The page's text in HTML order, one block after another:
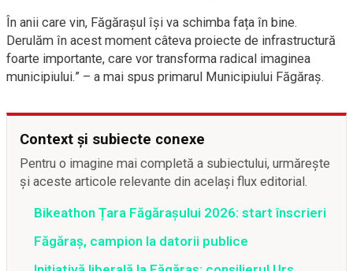
În anii care vin, Făgărașul își va schimba fața în bine.
Derulăm în acest moment câteva proiecte de infrastructură
foarte importante, care vor transforma radical imaginea
municipiului.” – a mai spus primarul Municipiului Făgăraș.
Context și subiecte conexe
Pentru o imagine mai completă a subiectului, urmărește
și aceste articole relevante din același flux editorial.
Bikeathon Țara Făgărașului 2026: start înscrieri
Făgăraș, campion la datorii publice